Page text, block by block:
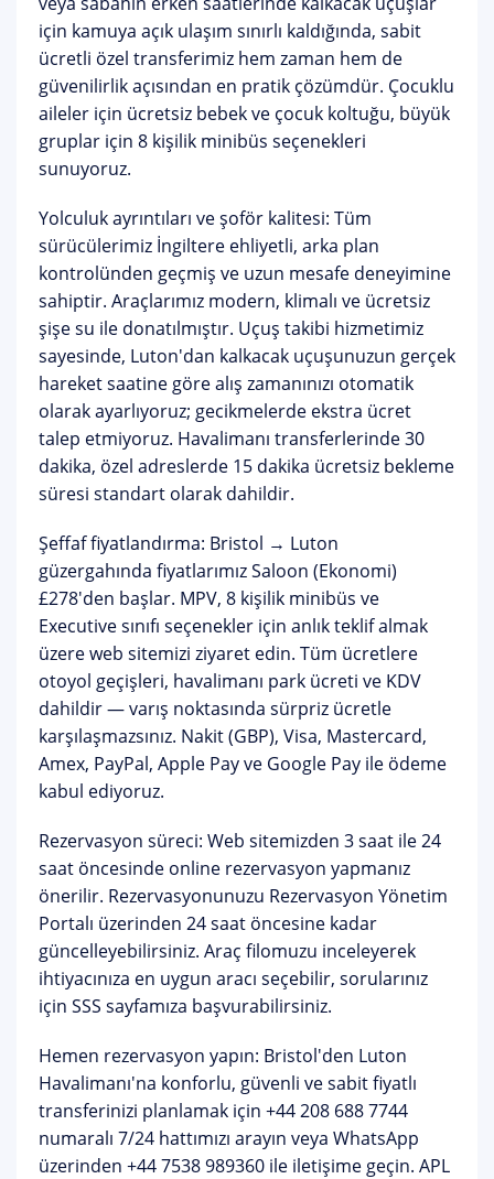
için kamuya açık ulaşım sınırlı kaldığında, sabit
ücretli özel transferimiz hem zaman hem de
güvenilirlik açısından en pratik çözümdür. Çocuklu
aileler için ücretsiz bebek ve çocuk koltuğu, büyük
gruplar için 8 kişilik minibüs seçenekleri
sunuyoruz.
Yolculuk ayrıntıları ve şoför kalitesi: Tüm
sürücülerimiz İngiltere ehliyetli, arka plan
kontrolünden geçmiş ve uzun mesafe deneyimine
sahiptir. Araçlarımız modern, klimalı ve ücretsiz
şişe su ile donatılmıştır. Uçuş takibi hizmetimiz
sayesinde, Luton'dan kalkacak uçuşunuzun gerçek
hareket saatine göre alış zamanınızı otomatik
olarak ayarlıyoruz; gecikmelerde ekstra ücret
talep etmiyoruz. Havalimanı transferlerinde 30
dakika, özel adreslerde 15 dakika ücretsiz bekleme
süresi standart olarak dahildir.
Şeffaf fiyatlandırma: Bristol → Luton
güzergahında fiyatlarımızSaloon (Ekonomi)
£278'den başlar. MPV, 8 kişilik minibüs ve
Executive sınıfı seçenekler için anlık teklif almak
üzere web sitemizi ziyaret edin. Tüm ücretlere
otoyol geçişleri, havalimanı park ücreti ve KDV
dahildir — varış noktasında sürpriz ücretle
karşılaşmazsınız. Nakit (GBP), Visa, Mastercard,
Amex, PayPal, Apple Pay ve Google Pay ile ödeme
kabul ediyoruz.
Rezervasyon süreci: Web sitemizden 3 saat ile 24
saat öncesinde online rezervasyon yapmanız
önerilir. Rezervasyonunuzu Rezervasyon Yönetim
Portalı üzerinden 24 saat öncesine kadar
güncelleyebilirsiniz. Araç filomuzu inceleyerek
ihtiyacınıza en uygun aracı seçebilir, sorularınız
için SSS sayfamıza başvurabilirsiniz.
Hemen rezervasyon yapın: Bristol'den Luton
Havalimanı'na konforlu, güvenli ve sabit fiyatlı
transferinizi planlamak için +44 208 688 7744
numaralı 7/24 hattımızı arayın veya WhatsApp
üzerinden +44 7538 989360 ile iletişime geçin. APL